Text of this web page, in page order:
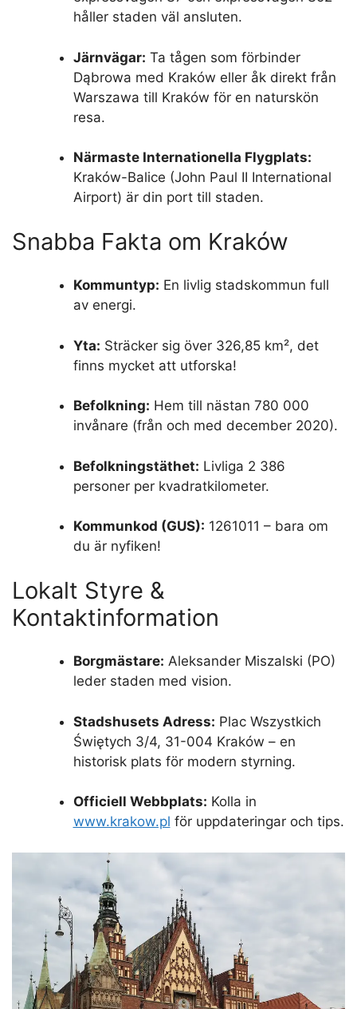
håller staden väl ansluten.
Järnvägar: Ta tågen som förbinder
Dąbrowa med Kraków eller åk direkt från
Warszawa till Kraków för en naturskön
resa.
Närmaste Internationella Flygplats:
Kraków-Balice (John Paul II International
Airport) är din port till staden.
Snabba Fakta om Kraków
Kommuntyp: En livlig stadskommun full
av energi.
Yta: Sträcker sig över 326,85 km², det
finns mycket att utforska!
Befolkning: Hem till nästan 780 000
invånare (från och med december 2020).
Befolkningstäthet: Livliga 2 386
personer per kvadratkilometer.
Kommunkod (GUS): 1261011 – bara om
du är nyfiken!
Lokalt Styre &
Kontaktinformation
Borgmästare: Aleksander Miszalski (PO)
leder staden med vision.
Stadshusets Adress: Plac Wszystkich
Świętych 3/4, 31-004 Kraków – en
historisk plats för modern styrning.
Officiell Webbplats: Kolla in
www.krakow.pl för uppdateringar och tips.